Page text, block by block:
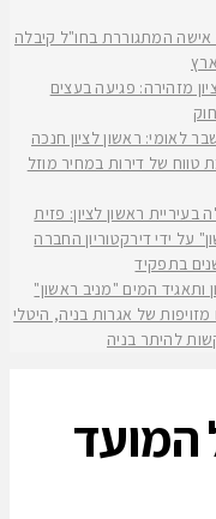
אישה המתגוררת בחו"ל קיבלה
מזהירה: פגיעה בעצים
לאומי: ראשון לציון חנכה
טווח של דירות במחיר מוזל
בעיריית ראשון לציון: פזית
על ידי דירקטוריון החברה
ותאגיד המים "מניב ראשון"
של אגרות בניה, היטלי
להיתר בניה
המועד